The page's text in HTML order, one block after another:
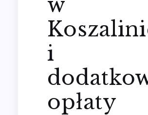
i
opłaty